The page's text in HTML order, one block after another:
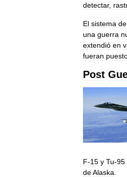
detectar,
El sistema de
una guerra
extendió en
fueran
Post
F-15 y Tu-95
deAlaska